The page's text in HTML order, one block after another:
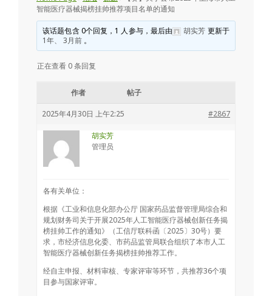
智能医疗器械揭榜挂帅推荐项目名单的通知
该话题包含 0个回复，1 人参与，最后由 胡实芳 更新于
1年、 3月前 。
正在查看 0 条回复
作者 帖子
2025年4月30日 上午2:25 #2867
胡实芳
管理员
各有关单位：
根据《工业和信息化部办公厅 国家药品监督管理局综合和
规划财务司关于开展2025年人工智能医疗器械创新任务揭
榜挂帅工作的通知》（工信厅联科函〔2025〕30号）要
求，市经济信息化委、市药品监管局联合组织了本市人工
智能医疗器械创新任务揭榜挂帅推荐工作。
经自主申报、材料审核、专家评审等环节，共推荐36个项
目参与国家评审。